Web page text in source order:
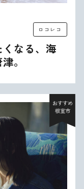
ロコレコ
なる、海
。
おすすめ
根室市